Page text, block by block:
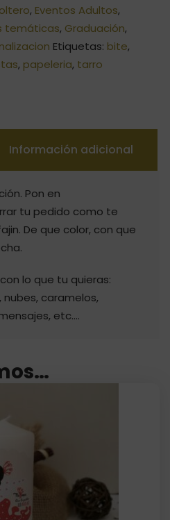
, Eventos Adultos,
temáticas, Graduación,
Etiquetas: bite,
, papeleria, tarro
Información adicional
Pon en
tu pedido como te
De que color, con que
lo que tu quieras:
caramelos,
etc….